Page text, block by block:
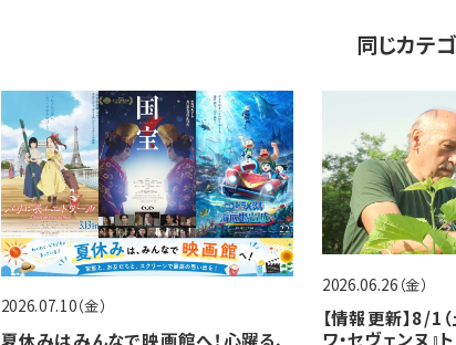
同じカテ
2026.07.10（金）
夏休みはみんなで映画館へ！心躍る、
2026.06.26（金）
【情報更新】8/1
ワ・セヴェンヌ』